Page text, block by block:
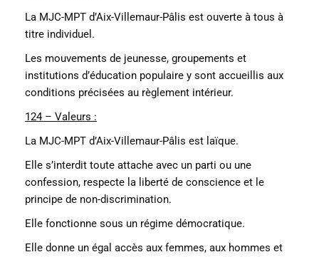
La MJC-MPT d’Aix-Villemaur-Pâlis est ouverte à tous à
titre individuel.
Les mouvements de jeunesse, groupements et
institutions d’éducation populaire y sont accueillis aux
conditions précisées au règlement intérieur.
124 – Valeurs :
La MJC-MPT d’Aix-Villemaur-Pâlis est laïque.
Elle s’interdit toute attache avec un parti ou une
confession, respecte la liberté de conscience et le
principe de non-discrimination.
Elle fonctionne sous un régime démocratique.
Elle donne un égal accès aux femmes, aux hommes et